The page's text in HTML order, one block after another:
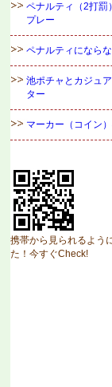
ペナルティ（2打罰
プレー
ペナルティになら
池ポチャとカジュ
ター
マーカー（コイン
携帯から見られるよう
た！今すぐCheck!